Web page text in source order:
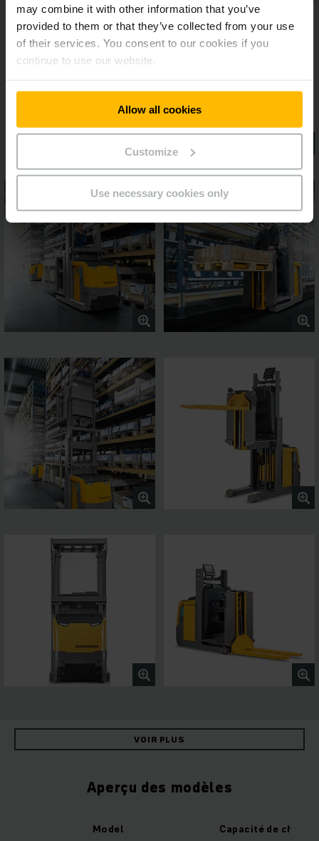
may combine it with other information that you’ve
provided to them or that they’ve collected from your use
of their services. You consent to our cookies if you
continue to use our website.
Allow all cookies
Customize
Use necessary cookies only
VOIR PLUS
Aperçu des modèles
Model Capacité de charge